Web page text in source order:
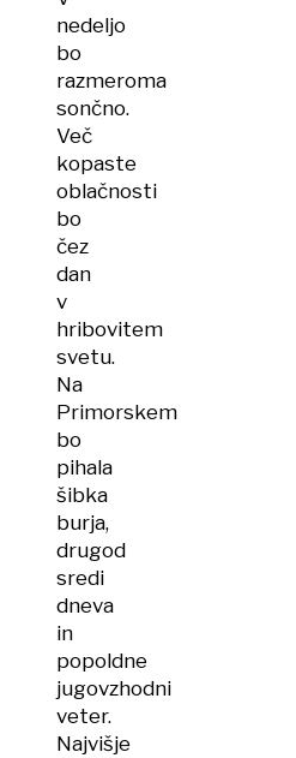
nedeljo
bo
razmeroma
sončno.
Več
kopaste
oblačnosti
bo
čez
dan
v
hribovitem
svetu.
Na
Primorskem
bo
pihala
šibka
burja,
drugod
sredi
dneva
in
popoldne
jugovzhodni
veter.
Najvišje